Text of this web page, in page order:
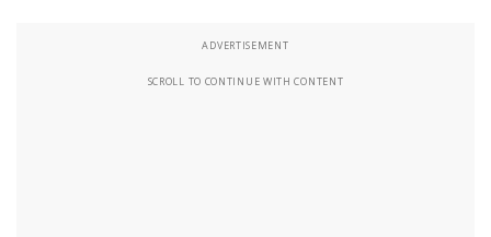
ADVERTISEMENT
SCROLL TO CONTINUE WITH CONTENT